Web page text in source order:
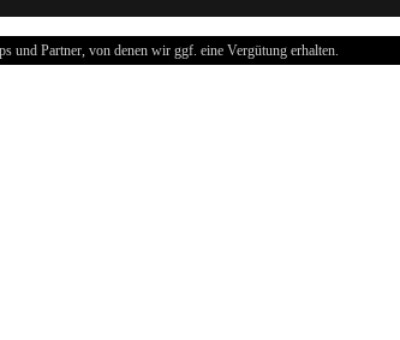
und Partner, von denen wir ggf. eine Vergütung erhalten.